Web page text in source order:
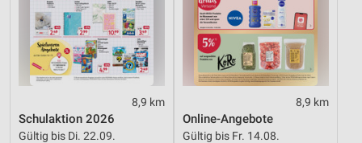
8,9 km
Schulaktion 2026
Gültig bis Di. 22.09.
8,9 km
Online-Angebote
Gültig bis Fr. 14.08.